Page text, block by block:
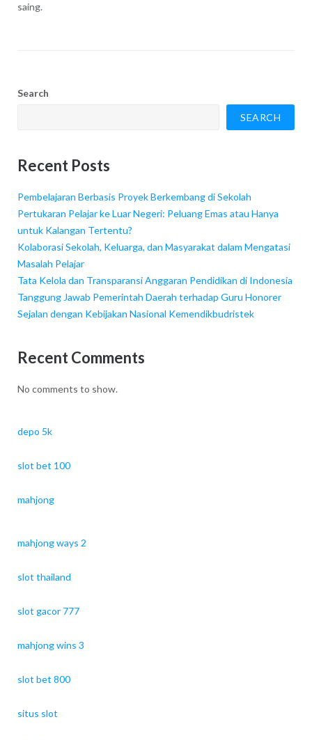
saing.
Search
SEARCH
Recent Posts
Pembelajaran Berbasis Proyek Berkembang di Sekolah
Pertukaran Pelajar ke Luar Negeri: Peluang Emas atau Hanya
untuk Kalangan Tertentu?
Kolaborasi Sekolah, Keluarga, dan Masyarakat dalam Mengatasi
Masalah Pelajar
Tata Kelola dan Transparansi Anggaran Pendidikan di Indonesia
Tanggung Jawab Pemerintah Daerah terhadap Guru Honorer
Sejalan dengan Kebijakan Nasional Kemendikbudristek
Recent Comments
No comments to show.
depo 5k
slot bet 100
mahjong
mahjong ways 2
slot thailand
slot gacor 777
mahjong wins 3
slot bet 800
situs slot